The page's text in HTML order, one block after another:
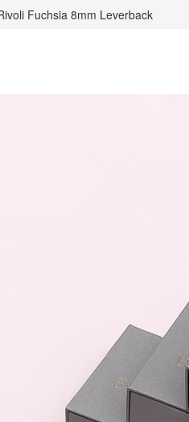
Fuchsia 8mm Leverback
Cercei Argint
rodiu cu
Rivoli